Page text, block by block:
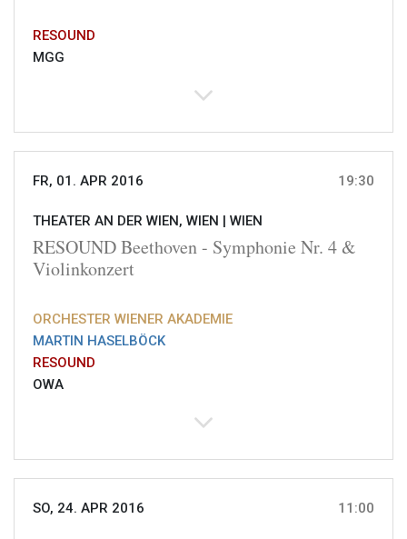
RESOUND
MGG
FR, 01. APR 2016 19:30
THEATER AN DER WIEN, WIEN | WIEN
RESOUND Beethoven - Symphonie Nr. 4 &
Violinkonzert
ORCHESTER WIENER AKADEMIE
MARTIN HASELBÖCK
RESOUND
OWA
SO, 24. APR 2016 11:00